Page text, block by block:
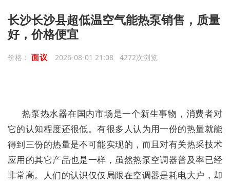
长沙长沙县超低温空气能热泵销售，质量
好，价格便宜
价格： 面议 2026-08-01 21:08 4272次浏览
热泵热水器在国内市场是一个新生事物，消费者对
它的认知程度还很低。有很多人认为用一份的热量就能
得到三份的热量是不可能实现的，而且对有关热采技术
应用的其它产品也是一样，虽然热泵空调器普及率已经
非常高。人们的认识仅仅局限在空调器是耗电大户，却